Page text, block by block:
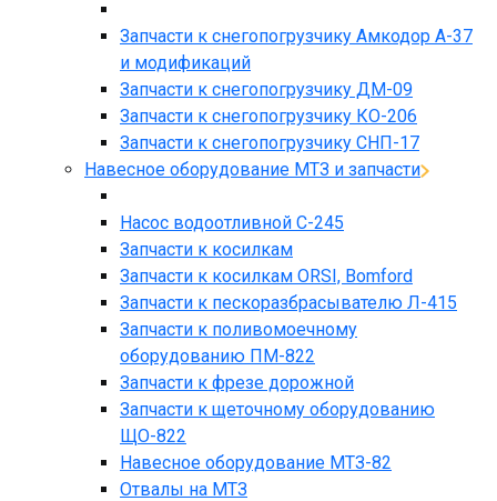
Запчасти к снегопогрузчику Амкодор А-37
и модификаций
Запчасти к снегопогрузчику ДМ-09
Запчасти к снегопогрузчику КО-206
Запчасти к снегопогрузчику СНП-17
Навесное оборудование МТЗ и запчасти
Насос водоотливной С-245
Запчасти к косилкам
Запчасти к косилкам ORSI, Bomford
Запчасти к пескоразбрасывателю Л-415
Запчасти к поливомоечному
оборудованию ПМ-822
Запчасти к фрезе дорожной
Запчасти к щеточному оборудованию
ЩО-822
Навесное оборудование МТЗ-82
Отвалы на МТЗ